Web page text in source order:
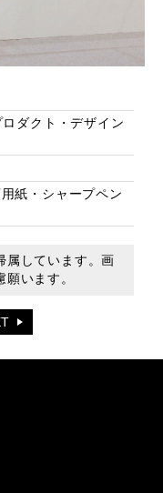
ダクト・デザイン
紙・シャープペン
属しています。画
います。